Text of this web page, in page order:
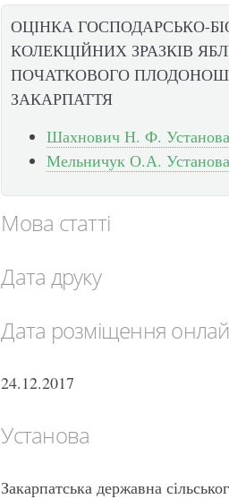
ОЦІНКА ГОСПОДАРСЬКО-
КОЛЕКЦІЙНИХ ЗРАЗКІВ
ПОЧАТКОВОГО
ЗАКАРПАТТЯ
Шахнович Н. Ф.
Мельничук О.А.
Мова статті
Дата друку
Дата розміщення
24.12.2017
Установа
Закарпатська державна